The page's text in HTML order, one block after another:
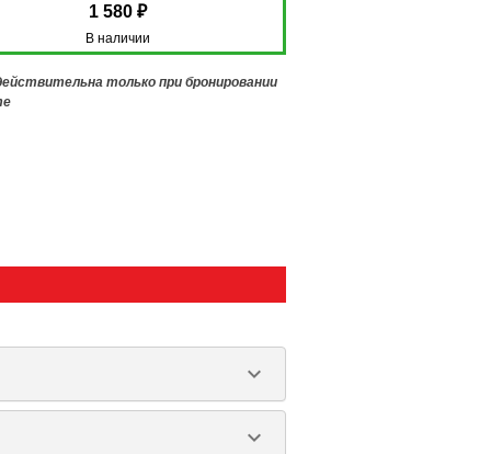
1 580 ₽
В наличии
только при бронировании
keyboard_arrow_down
keyboard_arrow_down